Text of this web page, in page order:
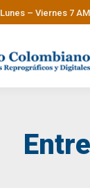
Lunes – Viernes 7